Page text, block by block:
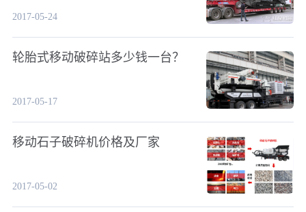
2017-05-24
轮胎式移动破碎站多少钱一台？
2017-05-17
移动石子破碎机价格及厂家
2017-05-02